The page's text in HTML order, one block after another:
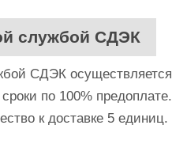
службой СДЭК
СДЭК осуществляется
по 100% предоплате.
к доставке 5 единиц.